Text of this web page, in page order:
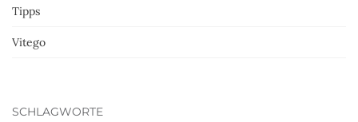
Tipps
Vitego
SCHLAGWORTE